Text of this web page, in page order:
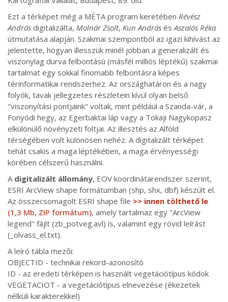
Ezt a térképet még a MÉTA program keretében Révész
András digitalizálta, Molnár Zsolt, Kun András ésAszalós Réka
útmutatása alapján. Szakmai szempontból az igazi kihívást az
jelentette, hogyan illesszük minél jobban a generalizált és
viszonylag durva felbontású (másfél milliós léptékű) szakmai
tartalmat egy sokkal finomabb felbontásra képes
térinformatikai rendszerhez. Az országhatáron és a nagy
folyók, tavak jellegzetes részletein kívül olyan belső
"viszonyítási pontjaink" voltak, mint például a Szanda-vár, a
Fonyódi hegy, az Egerbaktai láp vagy a Tokaji Nagykopasz
elkülönülő növényzeti foltjai. Az illesztés az Alföld
térségében volt különösen nehéz. A digitalizált térképet
tehát csakis a maga léptékében, a maga érvényességi
körében célszerű használni.
A digitalizált állomány, EOV koordinátarendszer szerint,
ESRI ArcView shape formátumban (shp, shx, dbf) készült el.
Az összecsomagolt ESRI shape file >> innen tölthető le
(1,3 Mb, ZIP formátum), amely tartalmaz egy "ArcView
legend" fájlt (zb_potveg.avl) is, valamint egy rövid leírást
(_olvass_el.txt).
A leíró tábla mezői:
OBJECTID - technikai rekord-azonosító
ID - az eredeti térképen is használt vegetációtípus kódok
VEGETACIOT - a vegetációtípus elnevezése (ékezetek
nélküli karakterekkel)